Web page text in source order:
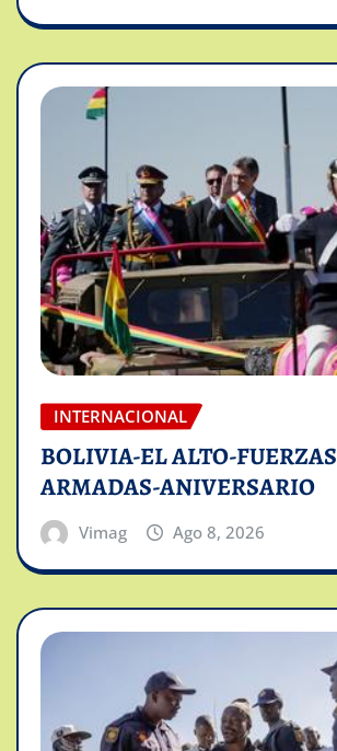
INTERNACIONAL
BOLIVIA-EL ALTO-FUERZAS
ARMADAS-ANIVERSARIO
Vimag Ago 8, 2026